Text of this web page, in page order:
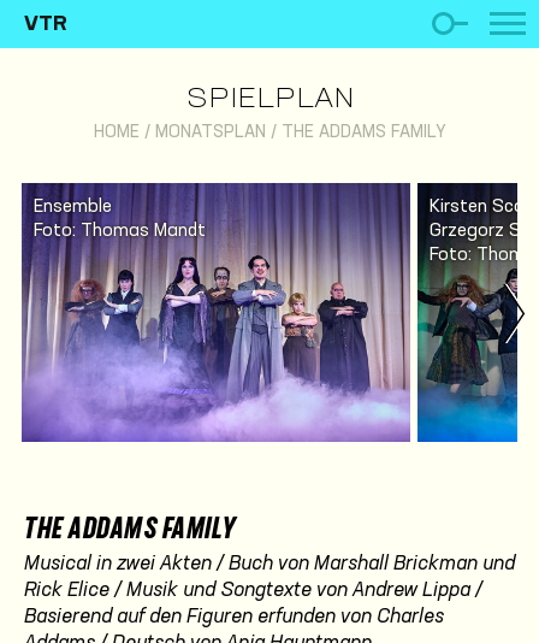
VTR
SPIELPLAN
HOME / MONATSPLAN / THE ADDAMS FAMILY
Ensemble
Foto: Thomas Mandt
Kirsten
Grzegorz
Foto:
THE ADDAMS FAMILY
Musical in zwei Akten / Buch von Marshall Brickman und
Rick Elice / Musik und Songtexte von Andrew Lippa /
Basierend auf den Figuren erfunden von Charles